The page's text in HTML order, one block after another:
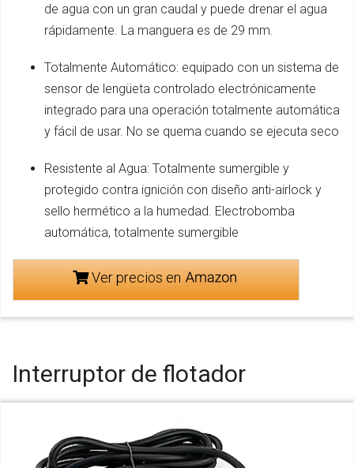
de agua con un gran caudal y puede drenar el agua
rápidamente. La manguera es de 29 mm.
Totalmente Automático: equipado con un sistema de
sensor de lengüeta controlado electrónicamente
integrado para una operación totalmente automática
y fácil de usar. No se quema cuando se ejecuta seco
Resistente al Agua: Totalmente sumergible y
protegido contra ignición con diseño anti-airlock y
sello hermético a la humedad. Electrobomba
automática, totalmente sumergible
Ver precios en
Interruptor de flotador